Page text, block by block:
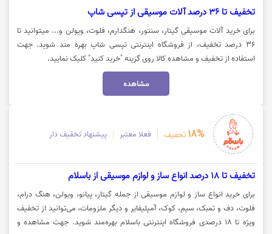
تخفیف تا 36 درصد آلات موسیقی از تپسی شاپ
برای خرید آلات موسیقی گیتار، سنتور، هنگدارم، فلوت، ویولن و... میتوانید تا
36 درصد تخفیف، از فروشگاه اینترنتی تپسی شاپ بهره مند شوید. جهت
استفاده از تخفیف و مشاهده کالا روی گزینه "خرید کنید" کلیک نمایید.
مشاهده
18% تخفیف فعلا معتبر پیشنهاد تخفیف دار
تخفیف تا 18 درصد انواع ساز و لوازم موسیقی از باسلام
برای خرید انواع ساز و لوازم موسیقی از جمله گیتار، پیانو، ویولن، هنگ درام،
فلوت، دف و تمبک، سیم، کوک، آمپلیفایر و دیگر ملزومات، می‌توانید از تخفیف
ویژه تا ۱۸ درصدی فروشگاه اینترنتی باسلام بهره‌مند شوید. جهت مشاهده و